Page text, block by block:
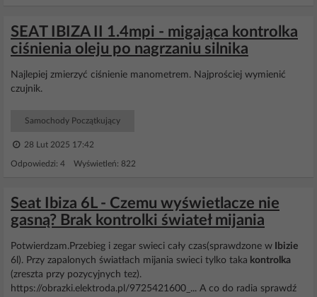
SEAT IBIZA II 1.4mpi - migająca kontrolka
ciśnienia oleju po nagrzaniu silnika
Najlepiej zmierzyć ciśnienie manometrem. Najprościej wymienić
czujnik.
Samochody Początkujący
28 Lut 2025 17:42
Odpowiedzi: 4 Wyświetleń: 822
Seat Ibiza 6L - Czemu wyświetlacze nie
gasną? Brak kontrolki świateł mijania
Potwierdzam.Przebieg i zegar swieci cały czas(sprawdzone w Ibizie
6l). Przy zapalonych światłach mijania swieci tylko taka kontrolka
(zreszta przy pozycyjnych tez).
https://obrazki.elektroda.pl/9725421600_... A co do radia sprawdź